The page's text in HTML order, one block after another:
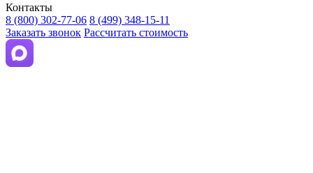
Контакты
8 (800) 302-77-06 8 (499) 348-15-11
Заказать звонок Рассчитать стоимость